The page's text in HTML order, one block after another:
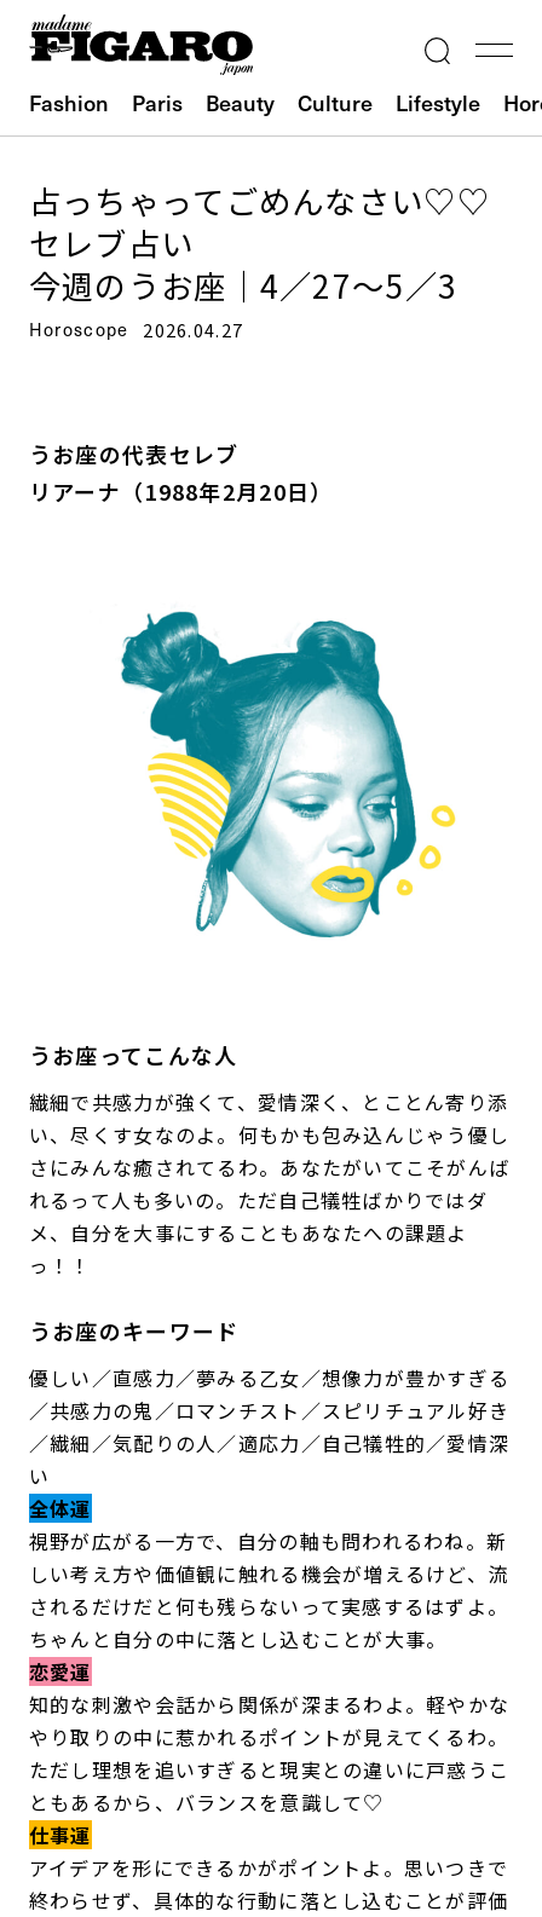
Fashion Paris Beauty Culture Lifestyle
占っちゃってごめんなさい♡♡
セレブ占い
今週のうお座｜4／27～5／3
Horoscope 2026.04.27
うお座の代表セレブ
リアーナ（1988年2月20日）
うお座ってこんな人
繊細で共感力が強くて、愛情深く、とことん寄り添
い、尽くす女なのよ。何もかも包み込んじゃう優し
さにみんな癒されてるわ。あなたがいてこそがんば
れるって人も多いの。ただ自己犠牲ばかりではダ
メ、自分を大事にすることもあなたへの課題よ
っ！！
うお座のキーワード
優しい／直感力／夢みる乙女／想像力が豊かすぎる
／共感力の鬼／ロマンチスト／スピリチュアル好き
／繊細／気配りの人／適応力／自己犠牲的／愛情深
い
全体運
視野が広がる一方で、自分の軸も問われるわね。新
しい考え方や価値観に触れる機会が増えるけど、流
されるだけだと何も残らないって実感するはずよ。
ちゃんと自分の中に落とし込むことが大事。
恋愛運
知的な刺激や会話から関係が深まるわよ。軽やかな
やり取りの中に惹かれるポイントが見えてくるわ。
ただし理想を追いすぎると現実との違いに戸惑うこ
ともあるから、バランスを意識して♡
仕事運
アイデアを形にできるかがポイントよ。思いつきで
終わらせず、具体的な行動に落とし込むことが評価